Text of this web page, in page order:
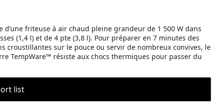
friteuse à air chaud pleine grandeur de 1 500 W dans
(1,4 l) et de 4 pte (3,8 l). Pour préparer en 7 minutes des
sur le pouce ou servir de nombreux convives, le
TempWare™ résiste aux chocs thermiques pour passer du
list